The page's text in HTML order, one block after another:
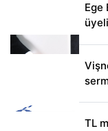
Ege
TL